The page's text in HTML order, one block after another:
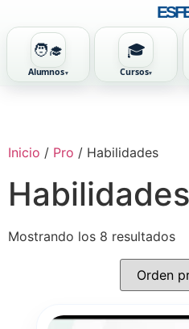
🧑‍🎓
Alumnos
🎓
Cursos
Inicio / Pro / Habilidades
Habilidades
Mostrando los 8 resultados